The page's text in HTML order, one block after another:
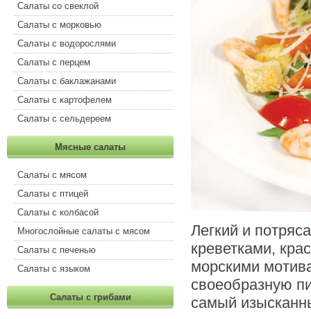
Салаты со свеклой
Салаты с морковью
Салаты с водорослями
Салаты с перцем
Салаты с баклажанами
Салаты с картофелем
Салаты с сельдереем
Мясные салаты
Салаты с мясом
Салаты с птицей
Салаты с колбасой
Многослойные салаты с мясом
Салаты с печенью
Салаты с языком
Салаты с грибами
Легкий и
креветками,
морскими
своеобразную
самый